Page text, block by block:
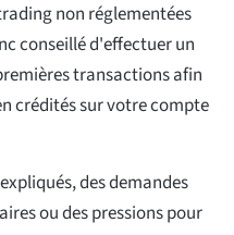
non réglementées
conseillé d'effectuer un
transactions afin
crédités sur votre compte
des demandes
ou des pressions pour